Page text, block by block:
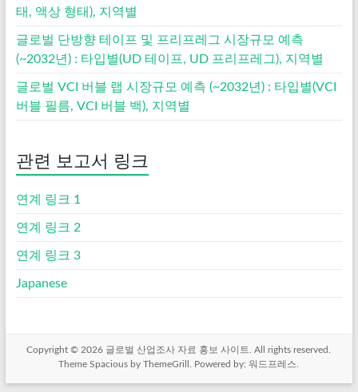
태, 액상 형태), 지역별
글로벌 단방향 테이프 및 프리프레그 시장규모 예측
(~2032년) : 타입별(UD 테이프, UD 프리프레그), 지역별
글로벌 VCI 버블 랩 시장규모 예측 (~2032년) : 타입별(VCI
버블 필름, VCI 버블 백), 지역별
관련 보고서 링크
연계 링크 1
연계 링크 2
연계 링크 3
Japanese
Copyright © 2026 글로벌 산업조사 자료 홍보 사이트
. All rights reserved.
ThemeSpacious by ThemeGrill. Powered by:워드프레스